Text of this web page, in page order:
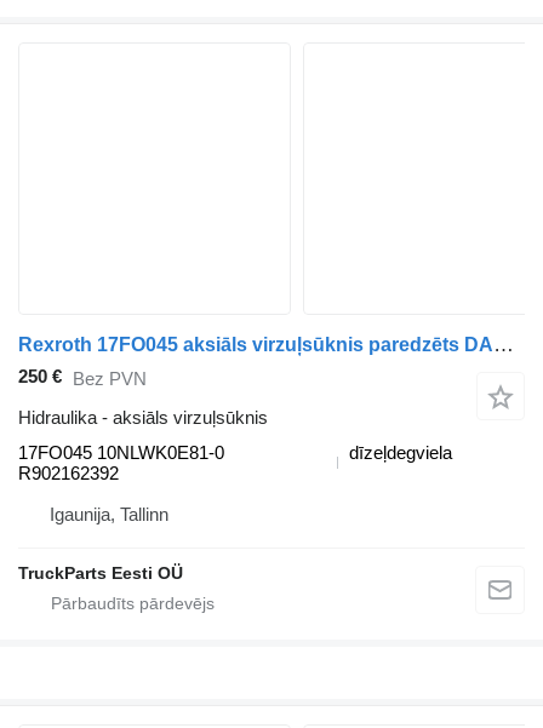
Rexroth 17FO045 aksiāls virzuļsūknis paredzēts DAF CF450, CF460 (2017-) vilcēja
250 € Bez PVN
Hidraulika - aksiāls virzuļsūknis
17FO045 10NLWK0E81-0
R902162392
dīzeļdegviela
Igaunija, Tallinn
TruckParts Eesti OÜ